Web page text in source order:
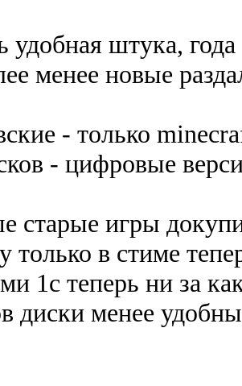
удобная штука,
менее новые
- только
- цифровые
старые игры
только в стиме
1с теперь ни за
диски менее